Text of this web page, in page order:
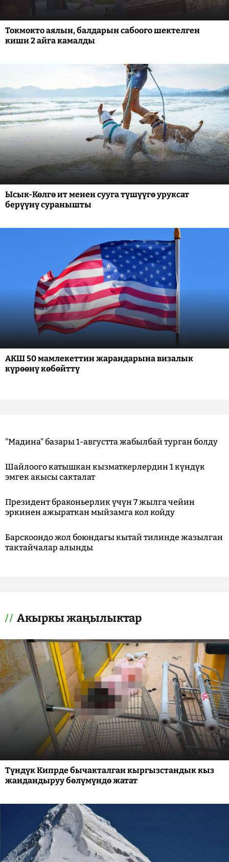
Токмокто аялын, балдарын сабоого шектелген
киши 2 айга камалды
Ысык-Көлгө ит менен сууга түшүүгө уруксат
берүүнү суранышты
АКШ 50 мамлекеттин жарандарына визалык
күрөөнү көбөйттү
"Мадина" базары 1-августта жабылбай турган болду
Шайлоого катышкан кызматкерлердин 1 күндүк
эмгек акысы сакталат
Президент браконьерлик үчүн 7 жылга чейин
эркинен ажыраткан мыйзамга кол койду
Барскоондо жол боюндагы кытай тилинде жазылган
тактайчалар алынды
Акыркы жаңылыктар
Түндүк Кипрде бычакталган кыргызстандык кыз
жандандыруу бөлүмүндө жатат